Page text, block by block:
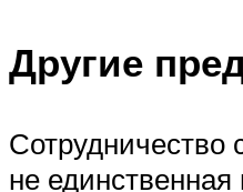
Другие
Сотрудничество
не